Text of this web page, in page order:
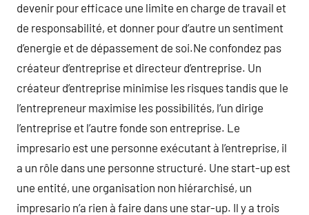
devenir pour efficace une limite en charge de travail et
de responsabilité, et donner pour d’autre un sentiment
d’energie et de dépassement de soi.Ne confondez pas
créateur d’entreprise et directeur d’entreprise. Un
créateur d’entreprise minimise les risques tandis que le
l’entrepreneur maximise les possibilités, l’un dirige
l’entreprise et l’autre fonde son entreprise. Le
impresario est une personne exécutant à l’entreprise, il
a un rôle dans une personne structuré. Une start-up est
une entité, une organisation non hiérarchisé, un
impresario n’a rien à faire dans une star-up. Il y a trois